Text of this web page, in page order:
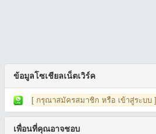
ข้อมูลโซเชียลเน็ตเวิร์ค
[ กรุณาสมัครสมาชิก หรือ เข้าสู่ระบบ ]
เพื่อนที่คุณอาจชอบ